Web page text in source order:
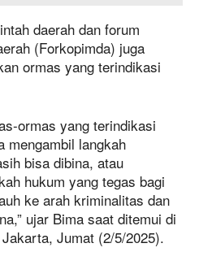
daerah dan forum
(Forkopimda) juga
ormas yang terindikasi
ormas yang terindikasi
mengambil langkah
bisa dibina, atau
hukum yang tegas bagi
ke arah kriminalitas dan
ujar Bima saat ditemui di
Jumat (2/5/2025).